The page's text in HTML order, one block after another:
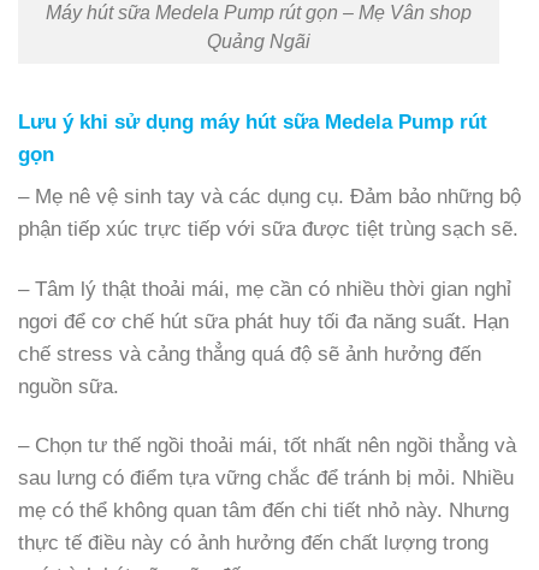
Máy hút sữa Medela Pump rút gọn – Mẹ Vân shop
Quảng Ngãi
Lưu ý khi sử dụng máy hút sữa Medela Pump rút
gọn
– Mẹ nê vệ sinh tay và các dụng cụ. Đảm bảo những bộ
phận tiếp xúc trực tiếp với sữa được tiệt trùng sạch sẽ.
– Tâm lý thật thoải mái, mẹ cần có nhiều thời gian nghỉ
ngơi để cơ chế hút sữa phát huy tối đa năng suất. Hạn
chế stress và cảng thẳng quá độ sẽ ảnh hưởng đến
nguồn sữa.
– Chọn tư thế ngồi thoải mái, tốt nhất nên ngồi thẳng và
sau lưng có điểm tựa vững chắc để tránh bị mỏi. Nhiều
mẹ có thể không quan tâm đến chi tiết nhỏ này. Nhưng
thực tế điều này có ảnh hưởng đến chất lượng trong